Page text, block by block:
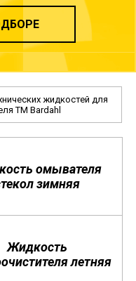
жидкостей для
TM Bardahl
омывателя
зимняя
Жидкость
летняя